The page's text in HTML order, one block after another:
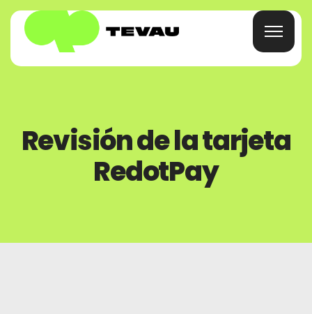
Tarjeta
Revisión de la tarjeta
RedotPay